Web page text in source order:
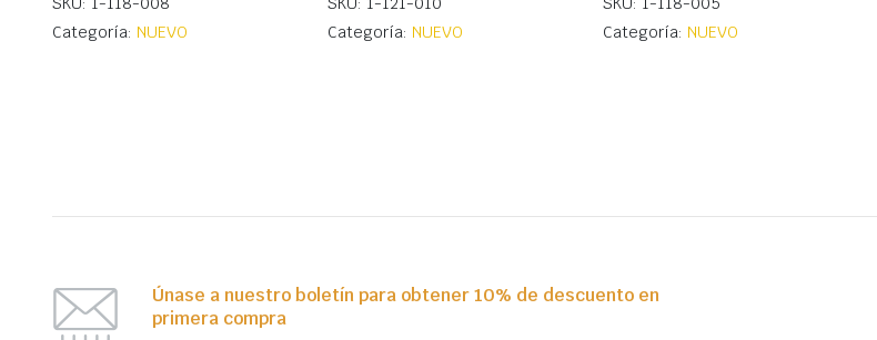
Categoría: NUEVO
Categoría: NUEVO
Categoría: NUEVO
Únase a nuestro boletín para obtener 10% de descuento en
primera compra